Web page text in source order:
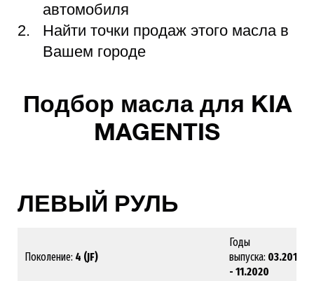
автомобиля
Найти точки продаж этого масла в
Вашем городе
Подбор масла для KIA
MAGENTIS
ЛЕВЫЙ РУЛЬ
Поколение: 4 (JF)
Годы
выпуска: 03.2016
- 11.2020